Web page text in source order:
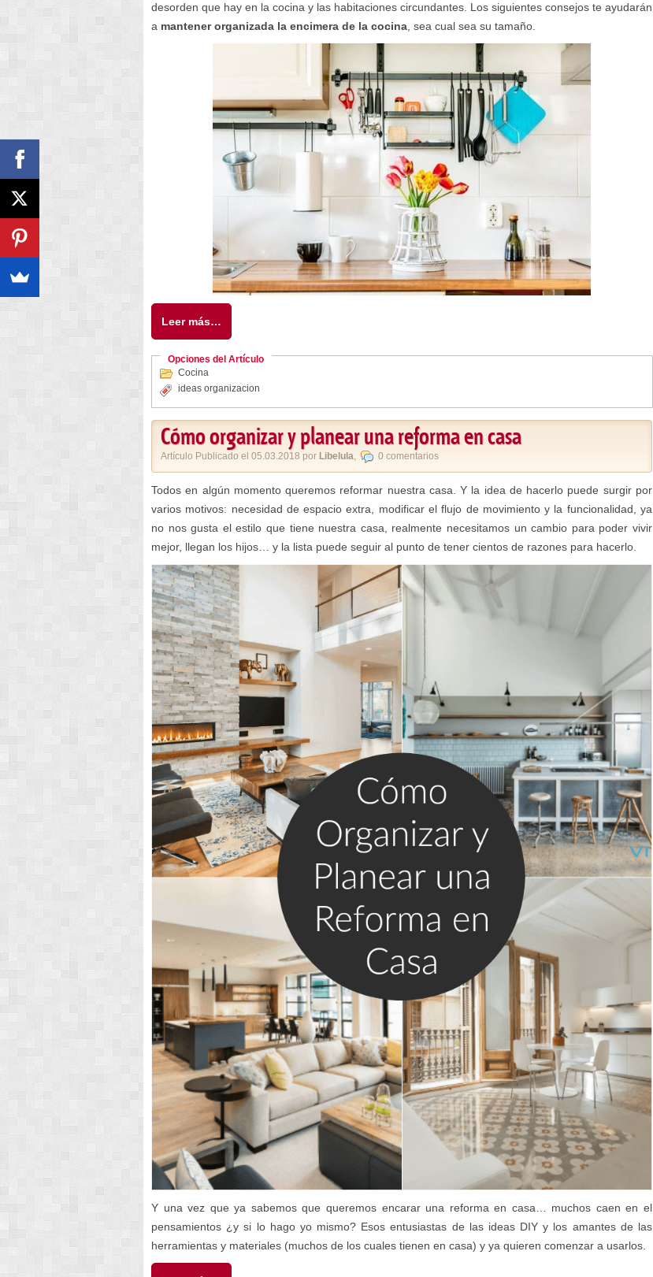
desorden que hay en la cocina y las habitaciones circundantes. Los siguientes consejos te ayudarán
a mantener organizada la encimera de la cocina , sea cual sea su tamaño.
Leer más…
Opciones del Artículo
Cocina
ideas organizacion
Cómo organizar y planear una reforma en casa
Artículo Publicado el 05.03.2018 por Libelula, 0 comentarios
Todos en algún momento queremos reformar nuestra casa. Y la idea de hacerlo puede surgir por
varios motivos: necesidad de espacio extra, modificar el flujo de movimiento y la funcionalidad, ya
no nos gusta el estilo que tiene nuestra casa, realmente necesitamos un cambio para poder vivir
mejor, llegan los hijos… y la lista puede seguir al punto de tener cientos de razones para hacerlo.
Y una vez que ya sabemos que queremos encarar una reforma en casa… muchos caen en el
pensamientos ¿y si lo hago yo mismo? Esos entusiastas de las ideas DIY y los amantes de las
herramientas y materiales (muchos de los cuales tienen en casa) y ya quieren comenzar a usarlos.